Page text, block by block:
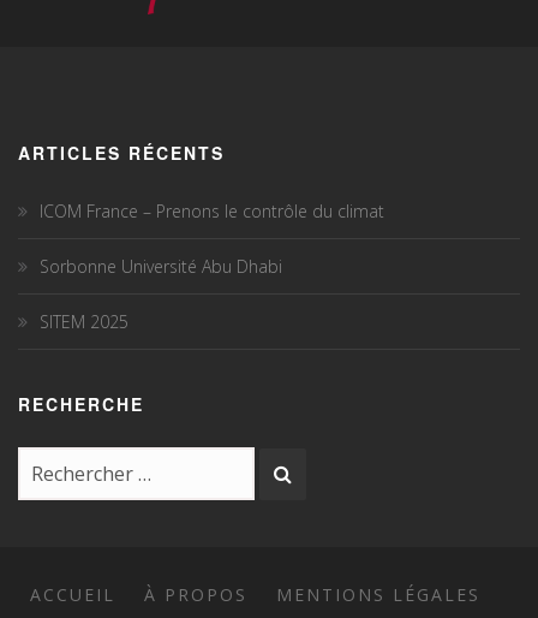
ARTICLES RÉCENTS
ICOM France – Prenons le contrôle du climat
Sorbonne Université Abu Dhabi
SITEM 2025
RECHERCHE
ACCUEIL À PROPOS
MENTIONS LÉGALES